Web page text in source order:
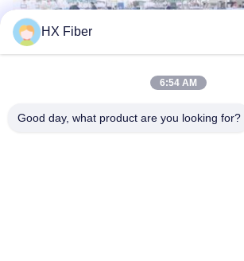
HX Fiber
6:54 AM
Good day, what product are you looking for?